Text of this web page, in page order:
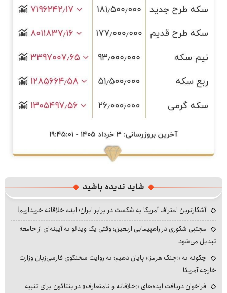
شاید ندیده باشید
آشکارترین اعتراف آمریکا به شکست در برابر ایران؛ ایده خلاقانه خریداریم!
مجتبی شکوری در راهپیمایی اربعین؛ وقتی یک ویدئو به آیینه‌ای از جامعه
تبدیل می‌شود
چگونه به «جنگ هرمز» پایان دهیم؛ به روایت سخنگوی فارسی‌زبان وزارت
خارجه آمریکا
فراخوان دریافت ایده‌های «خلاقانه و نامتعارف» در پنتاگون برای تنبیه